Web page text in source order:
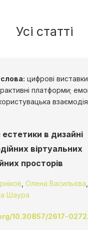
Усі статті
цифрові
платформи;
в дизайні
віртуальних
просторів
Олена Васильєва
Шаура
10.30857/2617-